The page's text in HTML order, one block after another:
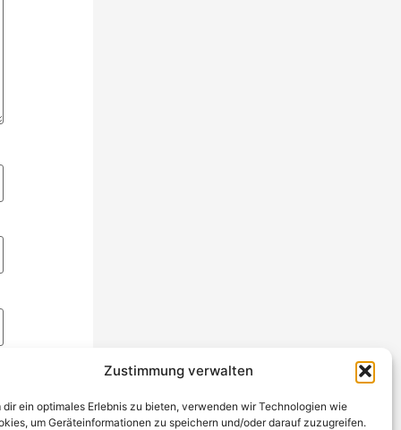
Zustimmung verwalten
dir ein optimales Erlebnis zu bieten, verwenden wir Technologien wie
um Geräteinformationen zu speichern und/oder darauf zuzugreifen.